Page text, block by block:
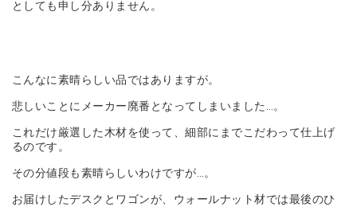
としても申し分ありません。
こんなに素晴らしい品ではありますが。
悲しいことにメーカー廃番となってしまいました…。
これだけ厳選した木材を使って、細部にまでこだわって仕上げ
るのです。
その分値段も素晴らしいわけですが…。
お届けしたデスクとワゴンが、ウォールナット材では最後のひ